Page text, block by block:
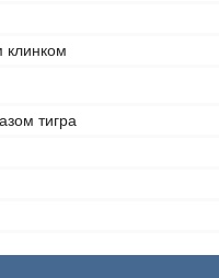
клинком
тигра